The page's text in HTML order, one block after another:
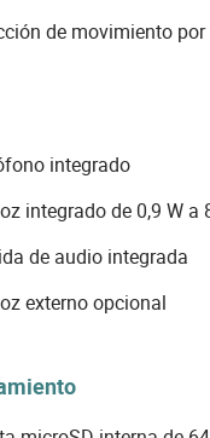
de movimiento por
integrado
integrado de 0,9 W a
de audio integrada
externo opcional